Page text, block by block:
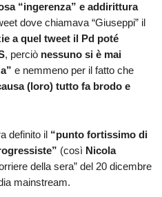
“ingerenza” e addirittura
dove chiamava “Giuseppi” il
a quel tweet il Pd poté
, perciò nessuno si è mai
e nemmeno per il fatto che
(loro) tutto fa brodo e
definito il “punto fortissimo di
(così Nicola
della sera” del 20 dicembre
mainstream.